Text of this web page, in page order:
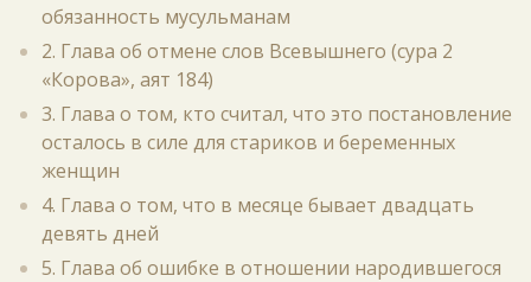
обязанность мусульманам
2. Глава об отмене слов Всевышнего (сура 2
«Корова», аят 184)
3. Глава о том, кто считал, что это постановление
осталось в силе для стариков и беременных
женщин
4. Глава о том, что в месяце бывает двадцать
девять дней
5. Глава об ошибке в отношении народившегося